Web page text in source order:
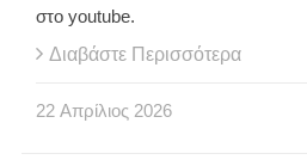
στο youtube.
Διαβάστε Περισσότερα
22 Απρίλιος 2026